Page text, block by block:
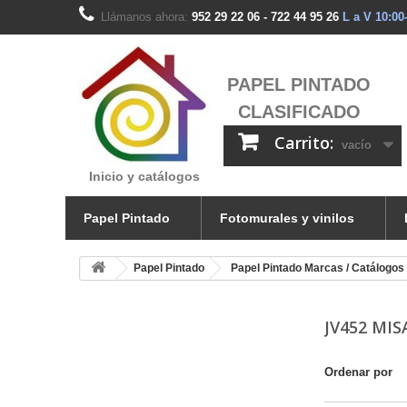
Llámanos ahora: 952 29 22 06 - 722 44 95 26 L a V
Inicio y catálogos
PAPEL PINTADO
CLASIFICADO
Carrito: vacío
Papel Pintado Fotomurales y vinilos
Papel Pintado Papel Pintado Marcas / Catálogos
JV452
Ordenar por